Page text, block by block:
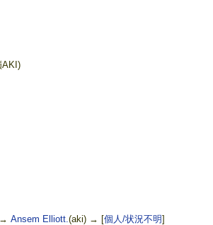
AKI)
Ansem Elliott.(aki) → [個人/状況不明]